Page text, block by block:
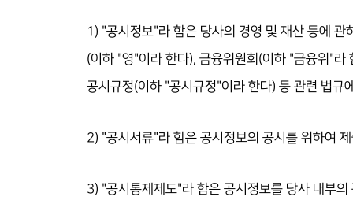
1) "공시정보"라 함은 당사의 경영 및 재산 등에
(이하 "영"이라 한다), 금융위원회(이하 "금융위"
공시규정(이하 "공시규정"이라 한다) 등 관련 법규
2) "공시서류"라 함은 공시정보의 공시를 위하여
3) "공시통제제도"라 함은 공시정보를 당사 내부